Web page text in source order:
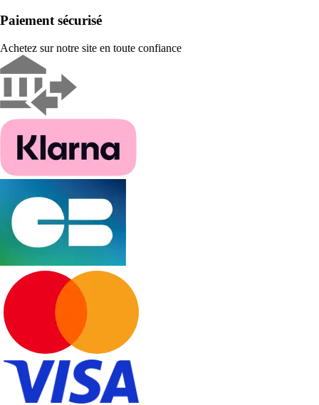
Paiement sécurisé
Achetez sur notre site en toute confiance